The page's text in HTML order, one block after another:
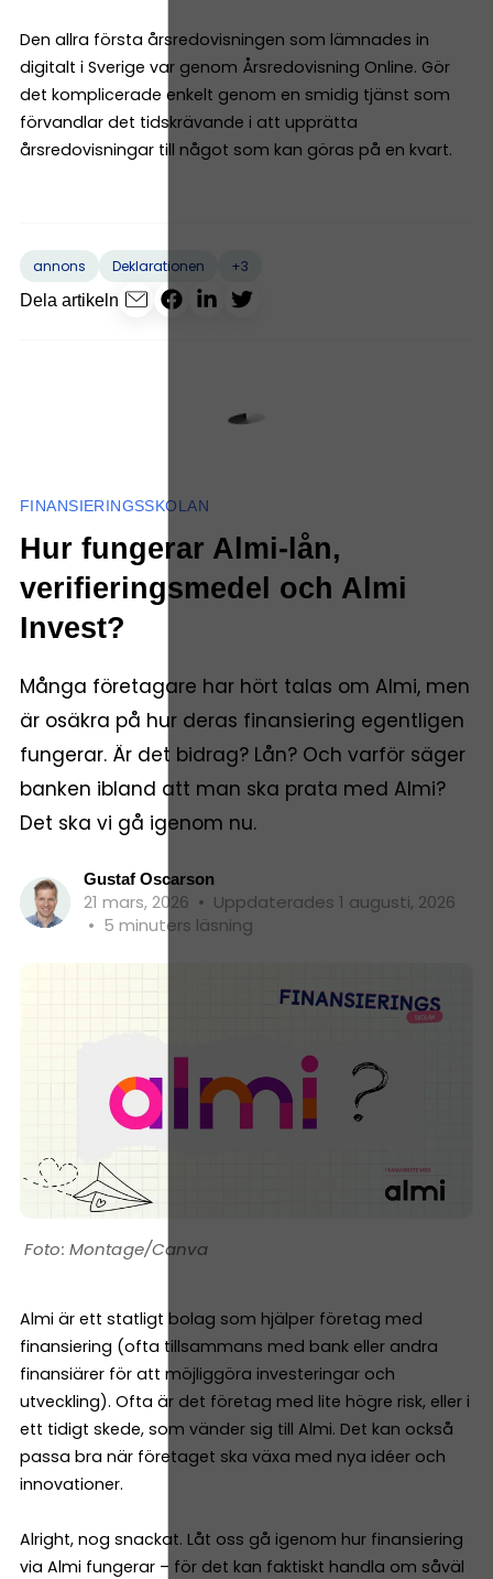
Den allra första årsredovisningen som lämnades in
digitalt i Sverige var genom Årsredovisning Online. Gör
det komplicerade enkelt genom en smidig tjänst som
förvandlar det tidskrävande i att upprätta
årsredovisningar till något som kan göras på en kvart.
annons Deklarationen
+3
Dela artikeln
FINANSIERINGSSKOLAN
Hur fungerar Almi-lån,
verifieringsmedel och Almi
Invest?
Många företagare har hört talas om Almi, men
är osäkra på hur deras finansiering egentligen
fungerar. Är det bidrag? Lån? Och varför säger
banken ibland att man ska prata med Almi?
Det ska vi gå igenom nu.
Gustaf Oscarson
21 mars, 2026 • Uppdaterades 1 augusti, 2026
• 5 minuters läsning
Montage/Canva
Almi är ett statligt bolag som hjälper företag med
finansiering (ofta tillsammans med bank eller andra
finansiärer för att möjliggöra investeringar och
utveckling). Ofta är det företag med lite högre risk, eller i
ett tidigt skede, som vänder sig till Almi. Det kan också
passa bra när företaget ska växa med nya idéer och
innovationer.
Alright, nog snackat. Låt oss gå igenom hur finansiering
via Almi fungerar – för det kan faktiskt handla om såväl